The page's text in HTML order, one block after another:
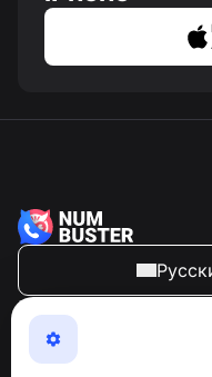
NumBuster ©
Максимально
телефонных